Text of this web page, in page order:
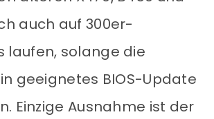
auch auf 300er-
laufen, solange die
geeignetes BIOS-Update
Einzige Ausnahme ist der